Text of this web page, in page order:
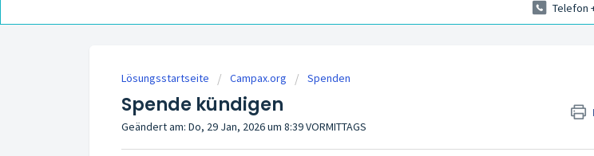
Telefon
Lösungsstartseite Campax.org Spenden
Spende kündigen
Geändert am: Do, 29 Jan, 2026 um 8:39 VORMITTAGS